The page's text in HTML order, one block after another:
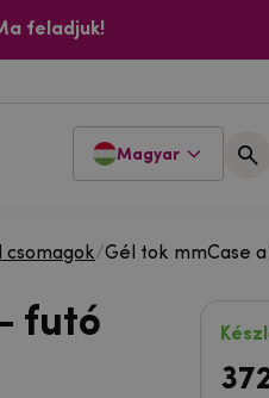
feladjuk!
Magyar
csomagok/Gél tok mmCase
futó